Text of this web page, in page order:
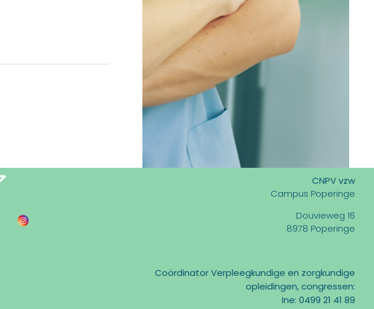
CNPV vzw
Campus Poperinge
Douvieweg 16
8978 Poperinge
Coördinator Verpleegkundige en zorgkundige
opleidingen, congressen:
Ine: 0499 21 41 89